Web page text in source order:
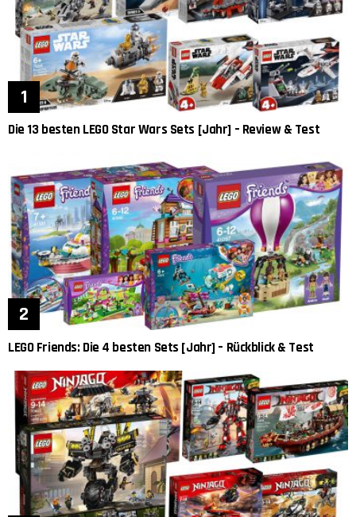
Die 13 besten LEGO Star Wars Sets [Jahr] – Review & Test
LEGO Friends: Die 4 besten Sets [Jahr] – Rückblick & Test